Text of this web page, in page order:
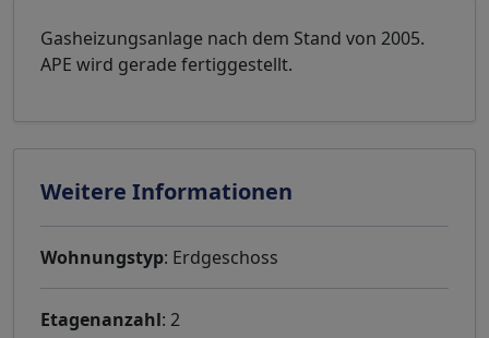
Gasheizungsanlage nach dem Stand von 2005.
APE wird gerade fertiggestellt.
Weitere Informationen
Wohnungstyp: Erdgeschoss
Etagenanzahl: 2